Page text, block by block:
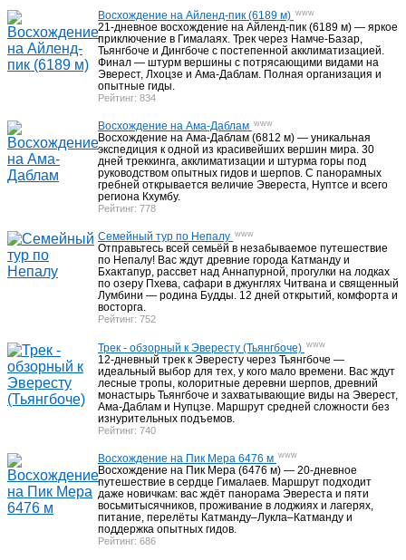
Программы на ближайшие даты Непал 39
Активный отдых Китай 13
Треки, туры Тибет 5
Восхождения Тибет 5
Треки, восхождения Пакистан
Музеи Узбекистана 45
Достопримечательности Самарканда 30
Достопримечательности Бухары 51
Достопримечательности Ташкента 22
Исторические памятники Узбекистана
Восхождение на Айленд-пик (6189 м) www
21-дневное восхождение на Айленд-пик (6189 м) — яркое
приключение в Гималаях. Трек через Намче-Базар,
Тьянгбоче и Дингбоче с постепенной акклиматизацией.
Финал — штурм вершины с потрясающими видами на
Эверест, Лхоцзе и Ама-Даблам. Полная организация и
опытные гиды.
Рейтинг: 834
Восхождение на Ама-Даблам www
Восхождение на Ама-Даблам (6812 м) — уникальная
экспедиция к одной из красивейших вершин мира. 30
дней треккинга, акклиматизации и штурма горы под
руководством опытных гидов и шерпов. С панорамных
гребней открывается величие Эвереста, Нуптсе и всего
региона Кхумбу.
Рейтинг: 778
Семейный тур по Непалу www
Отправьтесь всей семьёй в незабываемое путешествие
по Непалу! Вас ждут древние города Катманду и
Бхактапур, рассвет над Аннапурной, прогулки на лодках
по озеру Пхева, сафари в джунглях Читвана и священный
Лумбини — родина Будды. 12 дней открытий, комфорта и
восторга.
Рейтинг: 752
Трек - обзорный к Эвересту (Тьянгбоче) www
12-дневный трек к Эвересту через Тьянгбоче —
идеальный выбор для тех, у кого мало времени. Вас ждут
лесные тропы, колоритные деревни шерпов, древний
монастырь Тьянгбоче и захватывающие виды на Эверест,
Ама-Даблам и Нупцзе. Маршрут средней сложности без
изнурительных подъемов.
Рейтинг: 740
Восхождение на Пик Мера 6476 м www
Восхождение на Пик Мера (6476 м) — 20-дневное
путешествие в сердце Гималаев. Маршрут подходит
даже новичкам: вас ждёт панорама Эвереста и пяти
восьмитысячников, проживание в лоджиях и лагерях,
питание, перелёты Катманду–Лукла–Катманду и
поддержка опытных гидов.
Рейтинг: 686